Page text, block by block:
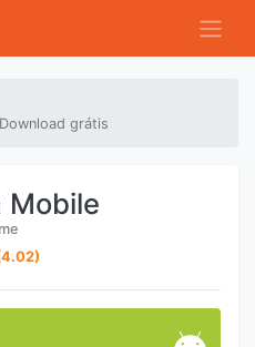
grátis
Mobile